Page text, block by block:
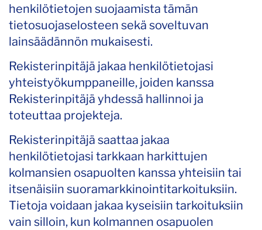
henkilötietojen suojaamista tämän
tietosuojaselosteen sekä soveltuvan
lainsäädännön mukaisesti.
Rekisterinpitäjä jakaa henkilötietojasi
yhteistyökumppaneille, joiden kanssa
Rekisterinpitäjä yhdessä hallinnoi ja
toteuttaa projekteja.
Rekisterinpitäjä saattaa jakaa
henkilötietojasi tarkkaan harkittujen
kolmansien osapuolten kanssa yhteisiin tai
itsenäisiin suoramarkkinointitarkoituksiin.
Tietoja voidaan jakaa kyseisiin tarkoituksiin
vain silloin, kun kolmannen osapuolen